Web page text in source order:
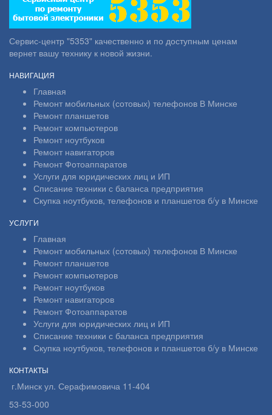
Сервис-центр "5353" качественно и по доступным ценам
вернет вашу технику к новой жизни.
НАВИГАЦИЯ
Главная
Ремонт мобильных (сотовых) телефонов В Минске
Ремонт планшетов
Ремонт компьютеров
Ремонт ноутбуков
Ремонт навигаторов
Ремонт Фотоаппаратов
Услуги для юридических лиц и ИП
Списание техники с баланса предприятия
Скупка ноутбуков, телефонов и планшетов б/у в Минске
УСЛУГИ
Главная
Ремонт мобильных (сотовых) телефонов В Минске
Ремонт планшетов
Ремонт компьютеров
Ремонт ноутбуков
Ремонт навигаторов
Ремонт Фотоаппаратов
Услуги для юридических лиц и ИП
Списание техники с баланса предприятия
Скупка ноутбуков, телефонов и планшетов б/у в Минске
КОНТАКТЫ
г.Минск ул. Серафимовича 11-404
53-53-000